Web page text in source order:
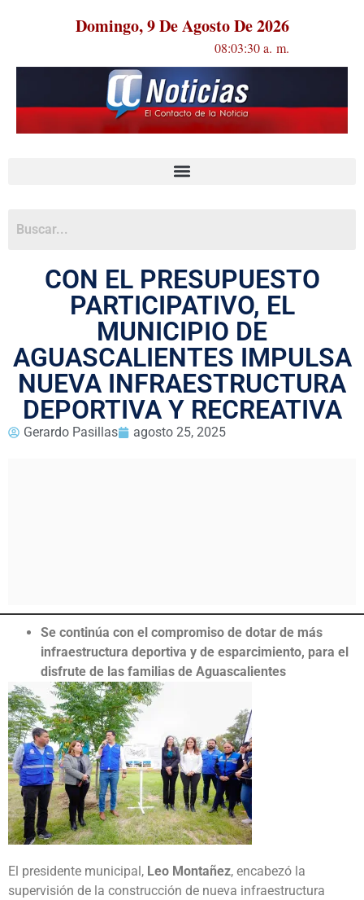
Domingo, 9 De Agosto De 2026
08:03:30 a. m.
CON EL PRESUPUESTO
PARTICIPATIVO, EL
MUNICIPIO DE
AGUASCALIENTES IMPULSA
NUEVA INFRAESTRUCTURA
DEPORTIVA Y RECREATIVA
Gerardo Pasillas agosto 25, 2025
Se continúa con el compromiso de dotar de más
infraestructura deportiva y de esparcimiento, para el
disfrute de las familias de Aguascalientes
El presidente municipal, Leo Montañez, encabezó la
supervisión de la construcción de nueva infraestructura